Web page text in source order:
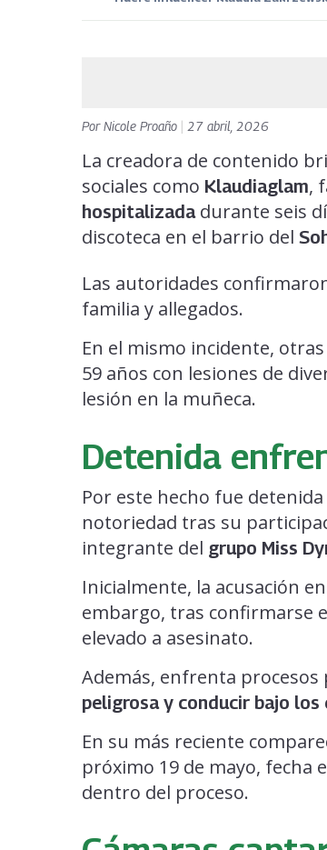
PorNicole Proaño 27 abril, 2026
La creadora de contenido
sociales como Klaudiaglam,
hospitalizadadurante seis
discoteca en el barrio del
Las autoridades
familia y allegados.
En el mismo incidente,
59 años con lesiones de
lesión en la muñeca.
Detenida
Por este hecho fue detenida
notoriedad tras su
integrante del grupo Miss
Inicialmente, la acusación
embargo, tras confirmarse
elevado a asesinato.
Además, enfrenta
peligrosa y conducir bajo
En su más reciente
próximo 19 de mayo, fecha
dentro del proceso.